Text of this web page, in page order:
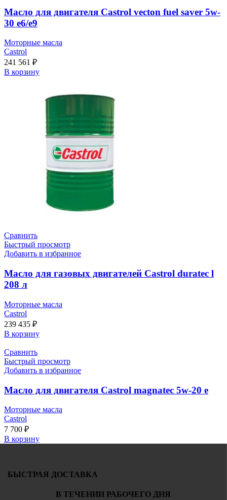
Масло для двигателя Castrol vecton fuel saver 5w-
30 e6/e9
Моторные масла
Castrol
241 561 ₽
В корзину
Сравнить
Быстрый просмотр
Добавить в избранное
Масло для газовых двигателей Castrol duratec l
208 л
Моторные масла
Castrol
239 435 ₽
В корзину
Сравнить
Быстрый просмотр
Добавить в избранное
Масло для двигателя Castrol magnatec 5w-20 e
Моторные масла
Castrol
7 700 ₽
В корзину
БЫСТРАЯ ДОСТАВКА
В ТЕЧЕНИИ РАБОЧЕГО ДНЯ